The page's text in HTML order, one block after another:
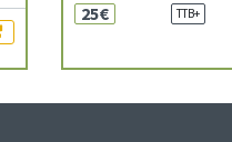
25€ TTB+